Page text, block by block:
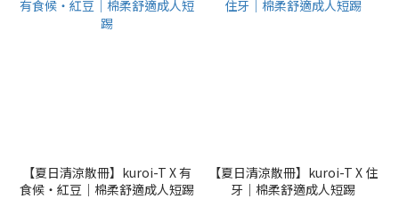
【夏日清涼散冊】kuroi-T X 有
食候・紅豆｜棉柔舒適成人短踢
【夏日清涼散冊】kuroi-T X 住
牙｜棉柔舒適成人短踢